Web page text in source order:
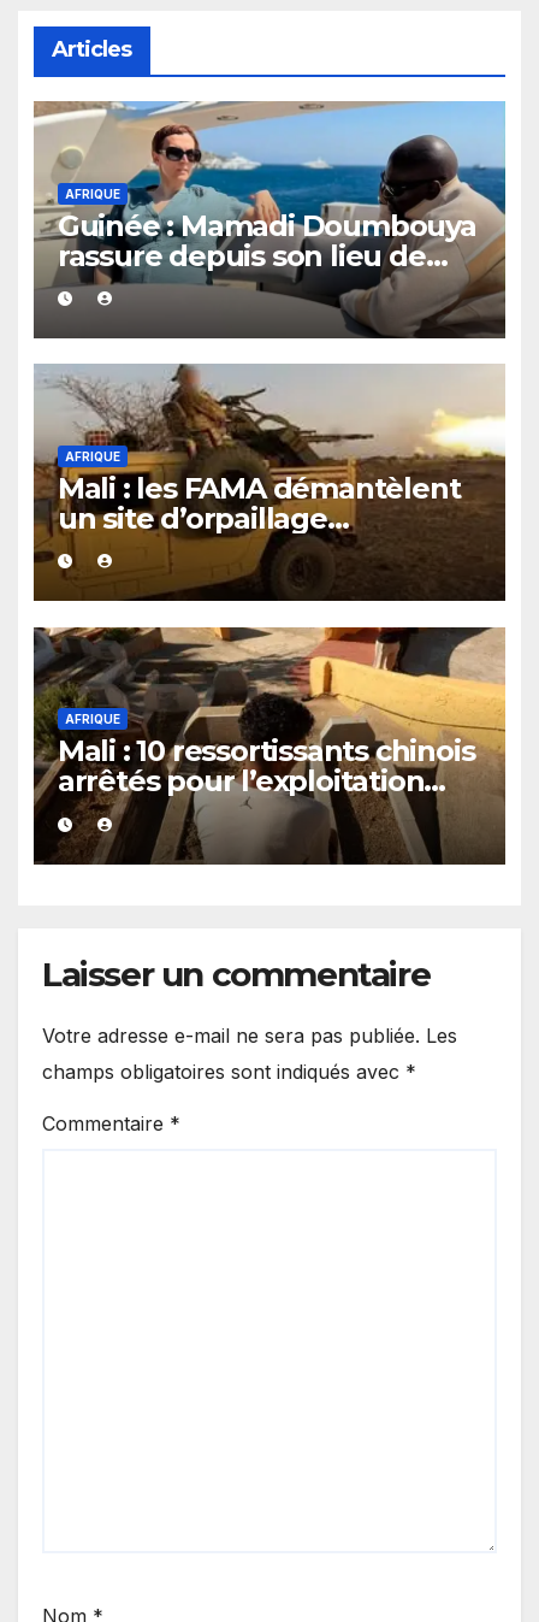
Articles
AFRIQUE
Guinée : Mamadi Doumbouya
rassure depuis son lieu de
vacances
AFRIQUE
Mali : les FAMA démantèlent
un site d’orpaillage
clandestin soupçonné d’être
exploité par le JNIM et le FLA
AFRIQUE
Mali : 10 ressortissants chinois
arrêtés pour l’exploitation
présumée d’un casino
clandestin
Laisser un commentaire
Votre adresse e-mail ne sera pas publiée. Les
champs obligatoires sont indiqués avec *
Commentaire *
Nom *